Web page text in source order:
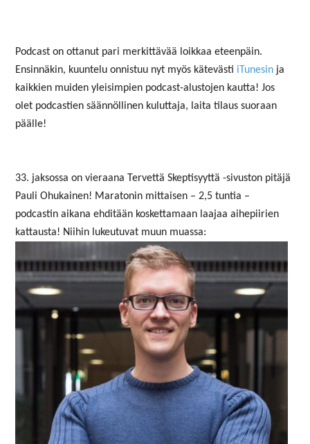
Podcast on ottanut pari merkittävää loikkaa eteenpäin.
Ensinnäkin, kuuntelu onnistuu nyt myös kätevästi iTunesin ja
kaikkien muiden yleisimpien podcast-alustojen kautta! Jos
olet podcastien säännöllinen kuluttaja, laita tilaus suoraan
päälle!
33. jaksossa on vieraana Tervettä Skeptisyyttä -sivuston pitäjä
Pauli Ohukainen! Maratonin mittaisen – 2,5 tuntia –
podcastin aikana ehditään koskettamaan laajaa aihepiirien
kattausta! Niihin lukeutuvat muun muassa: